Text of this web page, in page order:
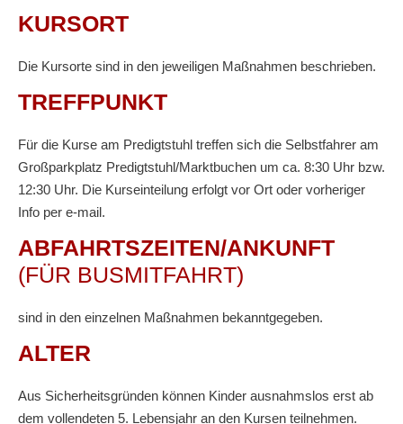
KURSORT
Die Kursorte sind in den jeweiligen Maßnahmen beschrieben.
TREFFPUNKT
Für die Kurse am Predigtstuhl treffen sich die Selbstfahrer am
Großparkplatz Predigtstuhl/Marktbuchen um ca. 8:30 Uhr bzw.
12:30 Uhr. Die Kurseinteilung erfolgt vor Ort oder vorheriger
Info per e-mail.
ABFAHRTSZEITEN/ANKUNFT
(FÜR BUSMITFAHRT)
sind in den einzelnen Maßnahmen bekanntgegeben.
ALTER
Aus Sicherheitsgründen können Kinder ausnahmslos erst ab
dem vollendeten 5. Lebensjahr an den Kursen teilnehmen.